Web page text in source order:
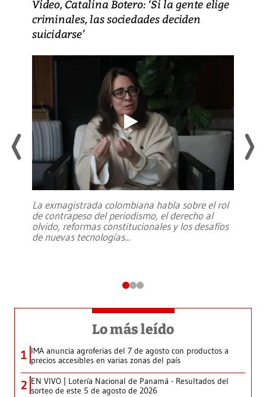
Video, Catalina Botero: ‘Si la gente elige
criminales, las sociedades deciden
suicidarse’
La exmagistrada colombiana habla sobre el rol
de contrapeso del periodismo, el derecho al
olvido, reformas constitucionales y los desafíos
de nuevas tecnologías...
Lo más leído
1 IMA anuncia agroferias del 7 de agosto con productos a
precios accesibles en varias zonas del país
2 EN VIVO | Lotería Nacional de Panamá - Resultados del
sorteo de este 5 de agosto de 2026